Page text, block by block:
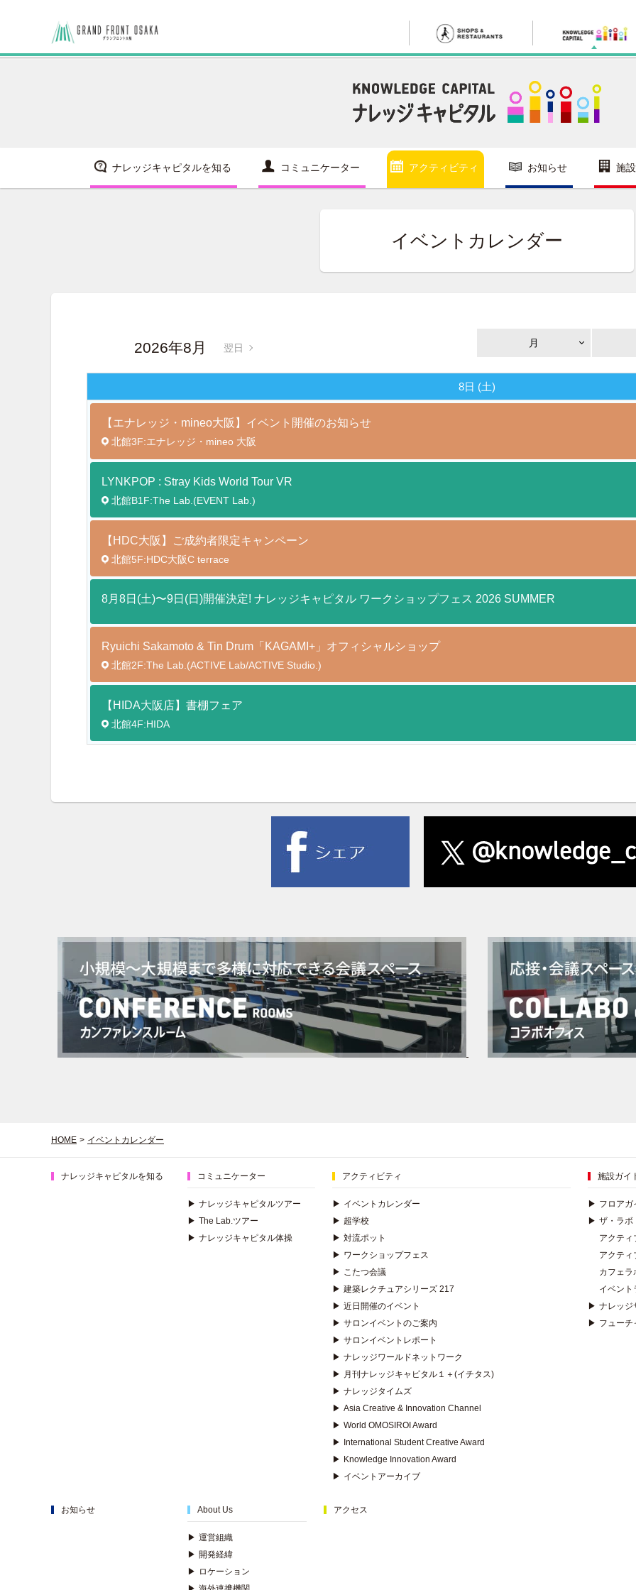
ナレッジキャピタルを知る コミュニケーター アクティビティ お知らせ 施
イベントカレンダー
2026年8月 翌日 月
8日 (土)
【エナレッジ・mineo大阪】イベント開催のお知らせ
北館3F:エナレッジ・mineo 大阪
LYNKPOP : Stray Kids World TourVR
北館B1F:The Lab.(EVENT Lab.)
【HDC大阪】ご成約者限定キャンペーン
北館5F:HDC大阪C terrace
8月8日(土)〜9日(日)開催決定! ナレッジキャピタル ワークショップフェス 2026 SUMMER
Ryuichi Sakamoto & Tin Drum「KAGAMI+」オフィシャルショップ
北館2F:The Lab.(ACTIVE Lab/ACTIVE Studio.)
【HIDA大阪店】書棚フェア
北館4F:HIDA
HOME > イベントカレンダー
ナレッジキャピタルを知る コミュニケーター
▶ ナレッジキャピタルツアー
▶ The Lab.ツアー
▶ ナレッジキャピタル体操
アクティビティ
▶ イベントカレンダー
▶ 超学校
▶ 対流ポット
▶ ワークショップフェス
▶ こたつ会議
▶ 建築レクチュアシリーズ 217
▶ 近日開催のイベント
▶ サロンイベントのご案内
▶ サロンイベントレポート
▶ ナレッジワールドネットワーク
▶ 月刊ナレッジキャピタル１＋(イチタス)
▶ ナレッジタイムズ
▶ Asia Creative & Innovation Channel
▶ World OMOSIROI Award
▶
International Student Creative Award
▶ Knowledge Innovation Award
▶ イベントアーカイブ
施設ガイ
▶ フロアガ
▶ ザ・ラボ
アクティ
アクティ
カフェラ
イベント
▶ ナレッジ
▶ フューチ
お知らせ About Us
▶ 運営組織
▶ 開発経緯
▶ ロケーション
アクセス